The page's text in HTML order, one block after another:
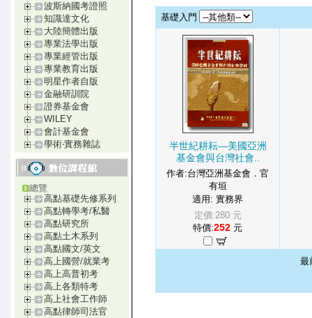
波斯納國考證照
知識達文化
大陸簡體出版
專業法學出版
專業經管出版
專業教育出版
明星作者自版
金融研訓院
證券基金會
WILEY
會計基金會
學術‧實務雜誌
總覽
高點基礎先修系列
高點轉學考/私醫
高點研究所
高點土木系列
高點國文/英文
高上國營/就業考
高上高普初考
高上各類特考
高上社會工作師
高點律師司法官
基礎入門
半世紀耕耘—美國亞洲
基金會與台灣社會..
作者:台灣亞洲基金會．官
有垣
適用: 實務界
定價:280 元
特價:252 元
最